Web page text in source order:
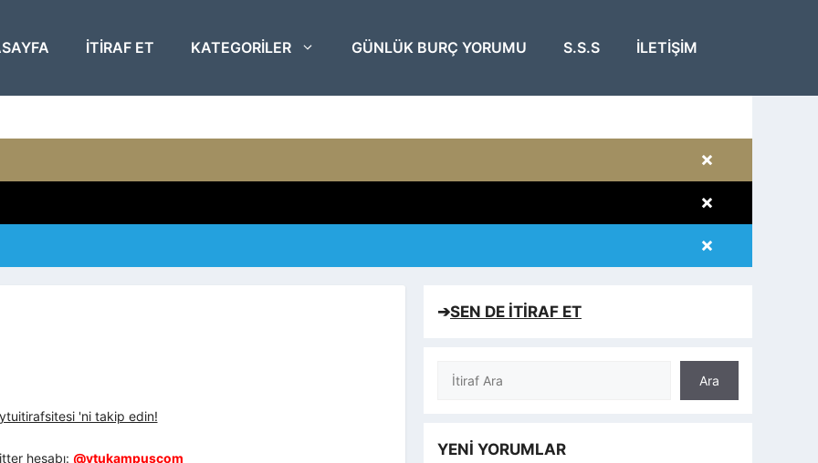
ITIRAF ET KATEGORILER GÜNLÜK BURÇ YORUMU S.S.S İLETIŞIM
×
×
×
'ni takip edin!
hesabı: @ytukampuscom
➔SEN DE İTİRAF ET
Ara
Ara
YENİ YORUMLAR